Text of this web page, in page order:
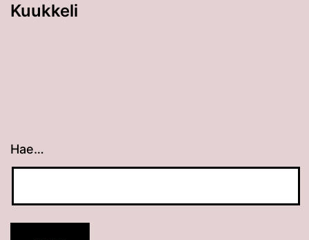
Kuukkeli
Hae…
Kun tuloksia tulee, voit selata niitä